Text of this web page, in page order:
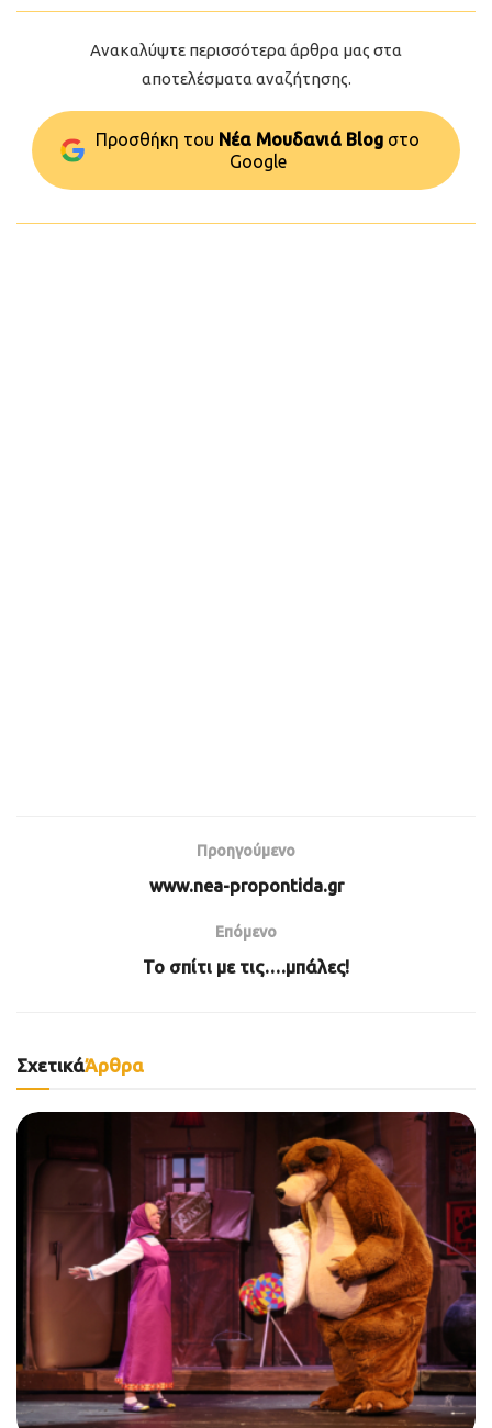
Ανακαλύψτε περισσότερα άρθρα μας στα
αποτελέσματα αναζήτησης.
Προσθήκη του Νέα Μουδανιά Blog στo
Google
Προηγούμενο
www.nea-propontida.gr
Επόμενο
Το σπίτι με τις….μπάλες!
ΣχετικάΆρθρα